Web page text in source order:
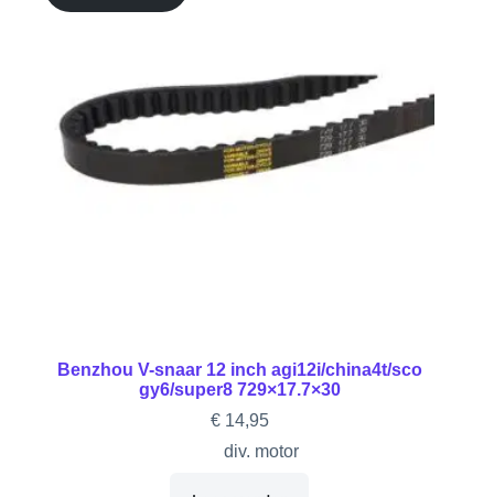
Benzhou V-snaar 12 inch agi12i/china4t/sco
gy6/super8 729×17.7×30
€14,95
div. motor